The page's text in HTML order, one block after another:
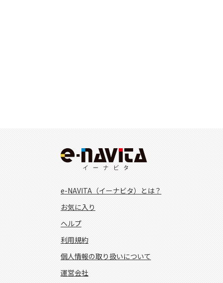
e-NAVITA（イーナビタ）とは？
お気に入り
ヘルプ
利用規約
個人情報の取り扱いについて
運営会社